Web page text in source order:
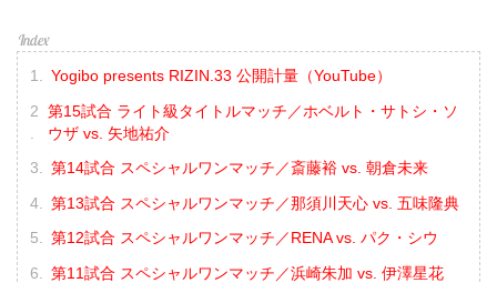
Yogibo presents RIZIN.33 公開計量（YouTube）
第15試合 ライト級タイトルマッチ／ホベルト・サトシ・ソ
ウザ vs. 矢地祐介
第14試合 スペシャルワンマッチ／斎藤裕 vs. 朝倉未来
第13試合 スペシャルワンマッチ／那須川天心 vs. 五味隆典
第12試合 スペシャルワンマッチ／RENA vs. パク・シウ
第11試合 スペシャルワンマッチ／浜崎朱加 vs. 伊澤星花